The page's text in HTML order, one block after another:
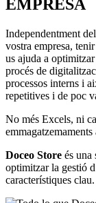
EMPRESA
Independentment
vostra empresa,
us ajuda a
procés de
processos interns i
repetitives i de poc
No més Excels, ni
Doceo Store és una
optimitzar la gestió
característiques clau.